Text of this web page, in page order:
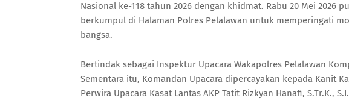
Nasional ke-118 tahun 2026 dengan khidmat. Rabu 20 Mei 2026
berkumpul di Halaman Polres Pelalawan untuk memperingati
bangsa.
Bertindak sebagai Inspektur Upacara Wakapolres Pelalawan
Sementara itu, Komandan Upacara dipercayakan kepada Kanit
Perwira Upacara Kasat Lantas AKP Tatit Rizkyan Hanafi, S.Tr.K.,